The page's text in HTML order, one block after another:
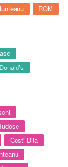
ROM
Costi Dita